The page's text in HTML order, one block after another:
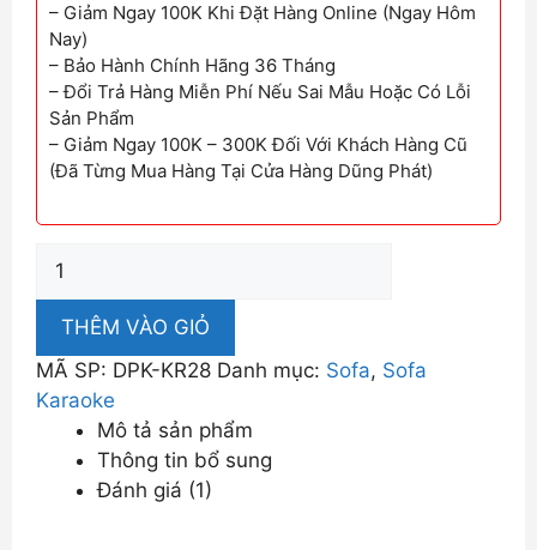
– Giảm Ngay 100K Khi Đặt Hàng Online (Ngay Hôm
Nay)
– Bảo Hành Chính Hãng 36 Tháng
– Đổi Trả Hàng Miễn Phí Nếu Sai Mẫu Hoặc Có Lỗi
Sản Phẩm
– Giảm Ngay 100K – 300K Đối Với Khách Hàng Cũ
(Đã Từng Mua Hàng Tại Cửa Hàng Dũng Phát)
Karaoke
TPHCM
DP-
KR28
lượng
THÊM VÀO GIỎ
MÃ SP: DPK-KR28 Danh mục: Sofa, Sofa
Karaoke
Mô tả sản phẩm
Thông tin bổ sung
Đánh giá (1)